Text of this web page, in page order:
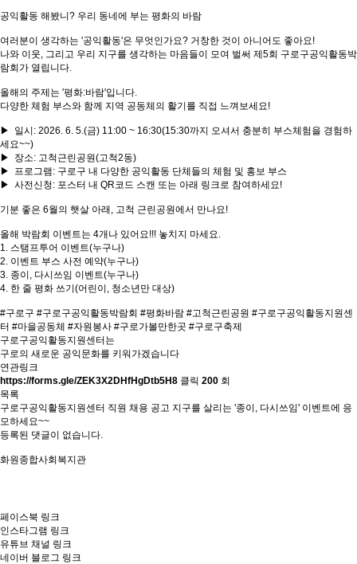
공익활동 해봤니? 우리 동네에 부는 평화의 바람
여러분이 생각하는 '공익활동'은 무엇인가요? 거창한 것이 아니어도 좋아요!
나와 이웃, 그리고 우리 지구를 생각하는 마음들이 모여 벌써 제5회 구로구공익활동박
람회가 열립니다.
올해의 주제는 '평화:바람'입니다.
다양한 체험 부스와 함께 지역 공동체의 활기를 직접 느껴보세요!
▶ 일시: 2026. 6. 5.(금) 11:00 ~ 16:30(15:30까지 오셔서 충분히 부스체험을 경험하
세요~~)
▶ 장소: 고척근린공원(고척2동)
▶ 프로그램: 구로구 내 다양한 공익활동 단체들의 체험 및 홍보 부스
▶ 사전신청: 포스터 내 QR코드 스캔 또는 아래 링크로 참여하세요!
기분 좋은 6월의 햇살 아래, 고척 근린공원에서 만나요!
올해 박람회 이벤트는 4개나 있어요!!! 놓치지 마세요.
1. 스탬프투어 이벤트(누구나)
2. 이벤트 부스 사전 예약(누구나)
3. 종이, 다시쓰임 이벤트(누구나)
4. 한 줄 평화 쓰기(어린이, 청소년만 대상)
#구로구 #구로구공익활동박람회 #평화바람 #고척근린공원 #구로구공익활동지원센
터 #마을공동체 #자원봉사 #구로가볼만한곳 #구로구축제
구로구공익활동지원센터는
구로의 새로운 공익문화를 키워가겠습니다
연관링크
https://forms.gle/ZEK3X2DHfHgDtb5H8 클릭 200 회
목록
구로구공익활동지원센터 직원 채용 공고 지구를 살리는 '종이, 다시쓰임' 이벤트에 응
모하세요~~
등록된 댓글이 없습니다.
화원종합사회복지관
페이스북 링크
인스타그램 링크
유튜브 채널 링크
네이버 블로그 링크